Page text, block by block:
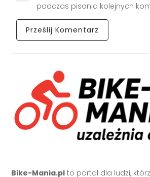
podczas pisania kolejnych
Bike-Mania.pl to portal dla ludzi,